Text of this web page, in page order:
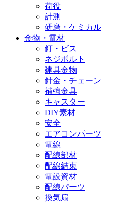
荷役
計測
研磨・ケミカル
金物・電材
釘・ビス
ネジボルト
建具金物
針金・チェーン
補強金具
キャスター
DIY素材
安全
エアコンパーツ
電線
配線部材
配線結束
電設資材
配線パーツ
換気扇